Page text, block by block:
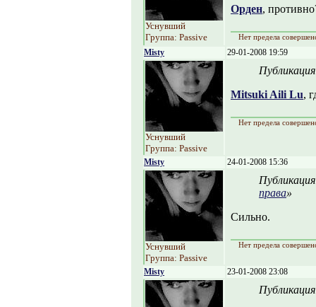
Уснувший
Группа: Passive
Орден,
Нет предела
Misty 29-01-2008 19:59
Уснувший
Группа: Passive
Mitsuki Aili Lu,
Нет предела
Misty 24-01-2008 15:36
Уснувший
Группа: Passive
права»
Сильно.
Нет предела
Misty 23-01-2008 23:08